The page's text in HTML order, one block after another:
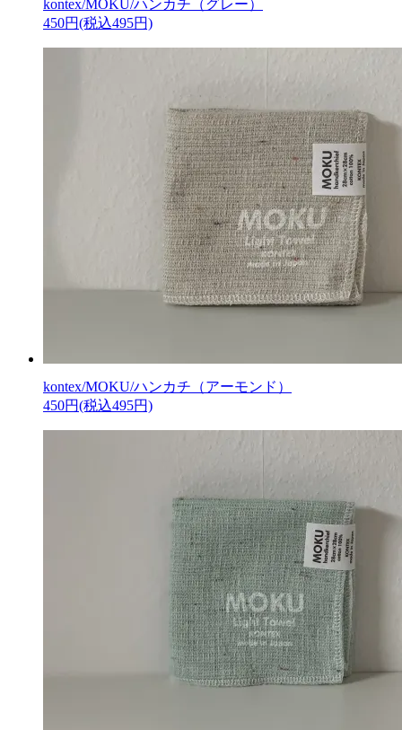
kontex/MOKU/ハンカチ（グレー）
450円(税込495円)
kontex/MOKU/ハンカチ（アーモンド）
450円(税込495円)